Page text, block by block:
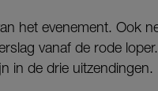
het evenement. Ook
vanaf de rode
in de drie uitzendingen.